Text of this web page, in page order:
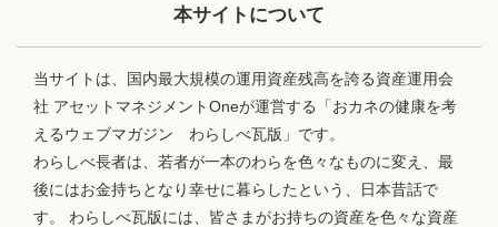
本サイトについて
当サイトは、国内最大規模の運用資産残高を誇る資産運用会
社 アセットマネジメントOneが運営する「おカネの健康を考
えるウェブマガジン わらしべ瓦版」です。
わらしべ長者は、若者が一本のわらを色々なものに変え、最
後にはお金持ちとなり幸せに暮らしたという、日本昔話で
す。 わらしべ瓦版には、皆さまがお持ちの資産を色々な資産